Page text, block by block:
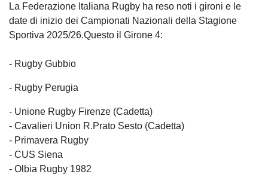
La Federazione Italiana Rugby ha reso noti i gironi e le
date di inizio dei Campionati Nazionali della Stagione
Sportiva 2025/26.Questo il Girone 4:
- Rugby Gubbio
- Rugby Perugia
- Unione Rugby Firenze (Cadetta)
- Cavalieri Union R.Prato Sesto (Cadetta)
- Primavera Rugby
- CUS Siena
- Olbia Rugby 1982